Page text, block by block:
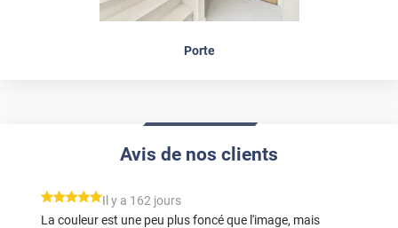
Porte
Avis de nos clients
*****
Il y a 162 jours
La couleur est une peu plus foncé que l'image, mais